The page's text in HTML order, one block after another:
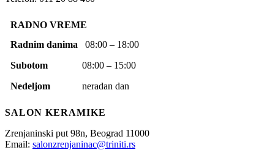
RADNO VREME
Radnim danima 08:00 – 18:00
Subotom 08:00 – 15:00
Nedeljom neradan dan
SALON KERAMIKE
Zrenjaninski put 98n, Beograd 11000
Email: salonzrenjaninac@triniti.rs